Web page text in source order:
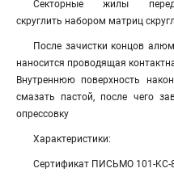
Секторные жилы перед
скруглить набором матриц
После зачистки концов
наносится проводящая
Внутреннюю поверхность
смазать пастой, после чего
опрессовку
Характеристики:
Сертификат ПИСЬМО 101-KC-